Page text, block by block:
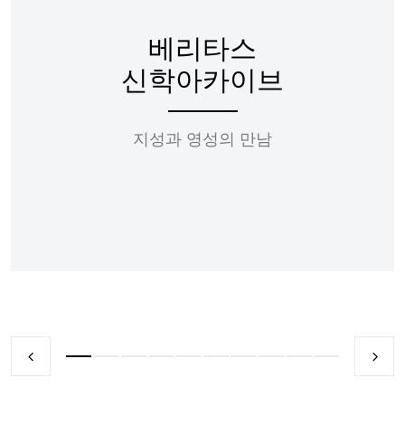
베리타스
신학아카이브
지성과 영성의 만남